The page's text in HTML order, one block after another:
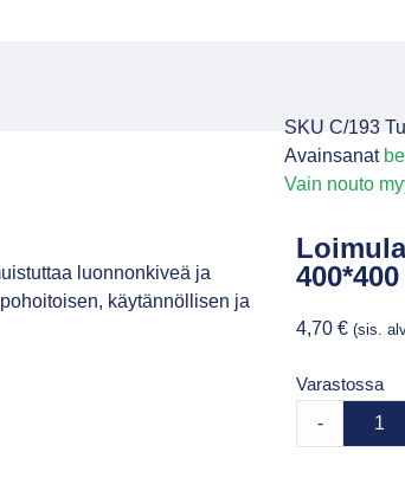
luonnonkiveä ja
käytännöllisen ja
SKUC/193
Avainsanat
Vain nouto
400*400
4,70€ (sis.
Varastossa
-